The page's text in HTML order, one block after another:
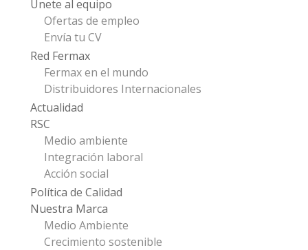
Únete al equipo
Ofertas de empleo
Envía tu CV
Red Fermax
Fermax en el mundo
Distribuidores Internacionales
Actualidad
RSC
Medio ambiente
Integración laboral
Acción social
Política de Calidad
Nuestra Marca
Medio Ambiente
Crecimiento sostenible